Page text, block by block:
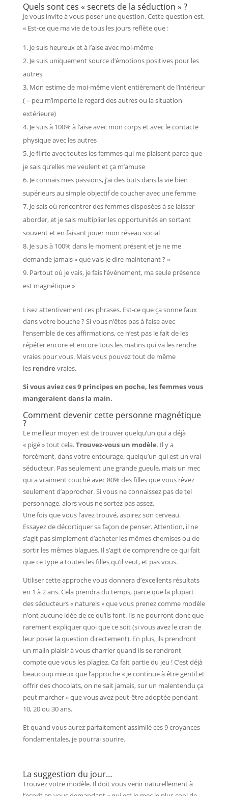
Quels sont ces « secrets de la séduction » ?
Je vous invite à vous poser une question. Cette question est,
« Est-ce que ma vie de tous les jours reflète que :
Je suis heureux et à l’aise avec moi-même
Je suis uniquement source d’émotions positives pour les
autres
Mon estime de moi-même vient entièrement de l’intérieur
( = peu m’importe le regard des autres ou la situation
extérieure)
Je suis à 100% à l’aise avec mon corps et avec le contacte
physiqueavec les autres
Je flirte avec toutes les femmes qui me plaisent parce que
je sais qu’elles me veulent et ça m’amuse
Je connais mes passions, j’ai des buts dans la vie bien
supérieurs au simple objectif de coucher avec une femme
Je sais où rencontrer des femmes disposées à se laisser
aborder, et je sais multiplier les opportunités en sortant
souventet en faisant jouer mon réseau social
Je suis à 100% dans le moment présent et je ne me
demande jamais « que vais je dire maintenant ? »
Partout où je vais, je fais l’événement, ma seule présence
est magnétique »
Lisez attentivement ces phrases. Est-ce que ça sonne faux
dans votre bouche ? Si vous n’êtes pas à l’aise avec
l’ensemble de ces affirmations, ce n’est pas le fait de les
répéter encore et encore tous les matins qui va les rendre
vraies pour vous. Mais vous pouvez tout de même
les rendre vraies.
Si vous aviez ces 9 principes en poche, les femmes vous
mangeraient dans la main.
Comment devenir cette personne magnétique
?
Le meilleur moyen est de trouver quelqu’un qui a déjà
« pigé » tout cela.Trouvez-vous un modèle. Il y a
forcément, dans votre entourage, quelqu’un qui est un vrai
séducteur. Pas seulement une grande gueule, mais un mec
qui a vraiment couché avec 80% des filles que vous rêvez
seulement d’approcher. Si vous ne connaissez pas de tel
personnage, alors vous ne sortez pas assez.
Une fois que vous l’avez trouvé, aspirez son cerveau.
Essayez de décortiquer sa façon de penser. Attention, il ne
s’agit pas simplement d’acheter les mêmes chemises ou de
sortir les mêmes blagues. Il s’agit de comprendre ce qui fait
que ce type a toutes les filles qu’il veut, et pas vous.
Utiliser cette approche vous donnera d’excellents résultats
en 1 à 2 ans. Cela prendra du temps, parce que la plupart
des séducteurs « naturels » que vous prenez comme modèle
n’ont aucune idée de ce qu’ils font. Ils ne pourront donc que
rarement expliquer quoi que ce soit (si vous avez le cran de
leur poser la question directement). En plus, ils prendront
un malin plaisir à vous charrier quand ils se rendront
compte que vous les plagiez. Ca fait partie du jeu ! C’est déjà
beaucoup mieux que l’approche « je continue à être gentil et
offrir des chocolats, on ne sait jamais, sur un malentendu ça
peut marcher » que vous avez peut-être adoptée pendant
10, 20 ou 30 ans.
Et quand vous aurez parfaitement assimilé ces 9 croyances
fondamentales, je pourrai sourire.
La suggestion du jour…
Trouvez votre modèle. Il doit vous venir naturellement à